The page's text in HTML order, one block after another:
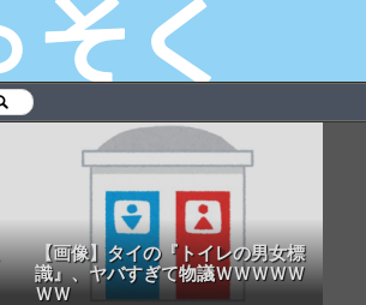
【画像】タイの『トイレの男女標
識』、ヤバすぎて物議ＷＷＷＷＷ
ＷＷ